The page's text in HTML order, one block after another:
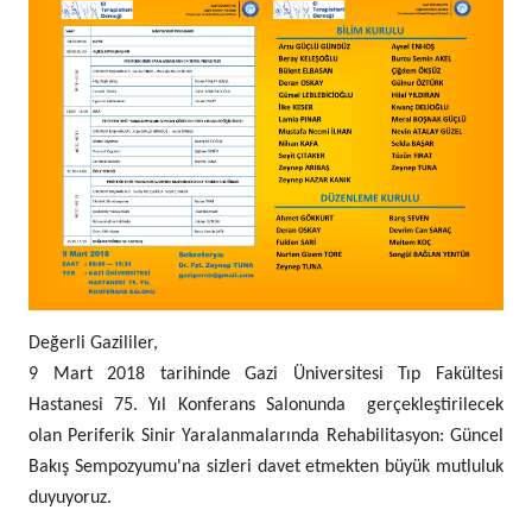
Değerli Gazililer,
9 Mart 2018 tarihinde Gazi Üniversitesi Tıp Fakültesi
Hastanesi 75. Yıl Konferans Salonunda
gerçekleştirilecek
olan Periferik Sinir Yaralanmalarında Rehabilitasyon: Güncel
Bakış Sempozyumu'na sizleri davet etmekten büyük mutluluk
duyuyoruz.